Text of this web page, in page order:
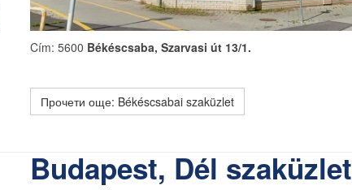
Cím: 5600 Békéscsaba, Szarvasi út 13/1.
Прочети още: Békéscsabai szaküzlet
Budapest, Dél szaküzlet